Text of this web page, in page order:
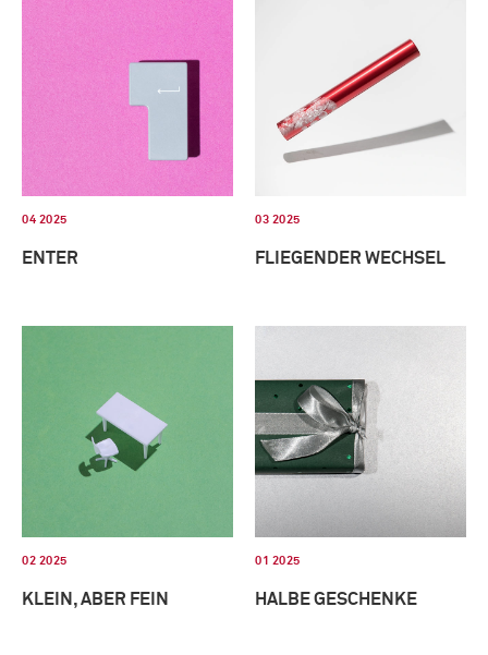
04 2025
ENTER
03 2025
FLIEGENDER WECHSEL
02 2025
KLEIN, ABER FEIN
01 2025
HALBE GESCHENKE